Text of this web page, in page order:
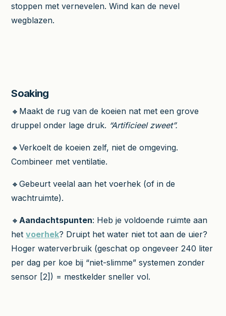
stoppen met vernevelen. Wind kan de nevel
wegblazen.
Soaking
🔸Maakt de rug van de koeien nat met een grove
druppel onder lage druk. “Artificieel zweet”.
🔸Verkoelt de koeien zelf, niet de omgeving.
Combineer met ventilatie.
🔸Gebeurt veelal aan het voerhek (of in de
wachtruimte).
🔸 Aandachtspunten: Heb je voldoende ruimte aan
hetvoerhek? Druipt het water niet tot aan de uier?
Hoger waterverbruik (geschat op ongeveer 240 liter
per dag per koe bij “niet-slimme” systemen zonder
sensor [2]) = mestkelder sneller vol.